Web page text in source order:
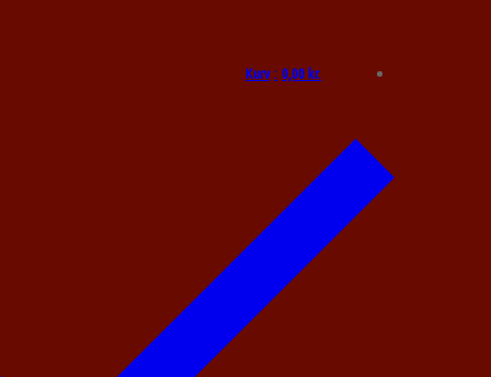
Kurv : 0,00kr.